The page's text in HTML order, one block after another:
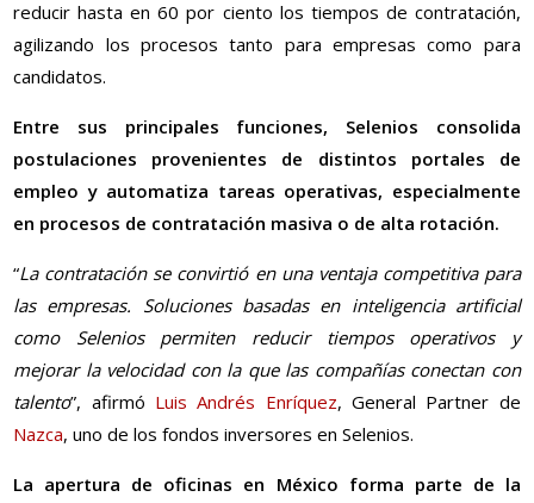
reducir hasta en 60 por ciento los tiempos de contratación,
agilizando los procesos tanto para empresas como para
candidatos.
Entre sus principales funciones, Selenios consolida
postulaciones provenientes de distintos portales de
empleo y automatiza tareas operativas, especialmente
en procesos de contratación masiva o de alta rotación.
“La contratación se convirtió en una ventaja competitiva para
las empresas. Soluciones basadas en inteligencia artificial
como Selenios permiten reducir tiempos operativos y
mejorar la velocidad con la que las compañías conectan con
talento”, afirmó Luis Andrés Enríquez, General Partner de
Nazca, uno de los fondos inversores en Selenios.
La apertura de oficinas en México forma parte de la